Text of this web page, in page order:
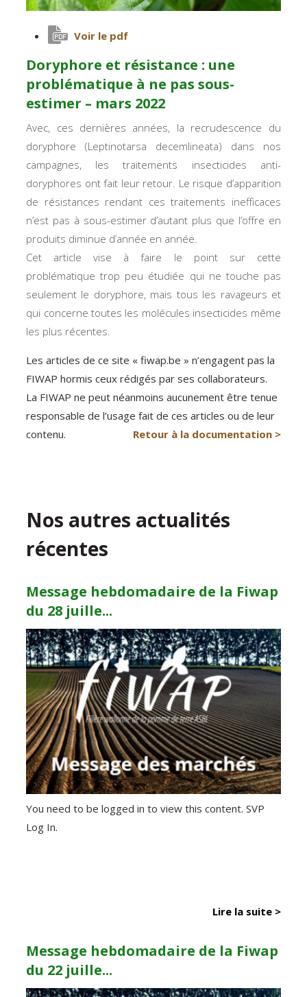
Voir le pdf
Doryphore et résistance : une
problématique à ne pas sous-
estimer – mars 2022
Avec, ces dernières années, la recrudescence du
doryphore (Leptinotarsa decemlineata) dans nos
campagnes, les traitements insecticides anti-
doryphores ont fait leur retour. Le risque d’apparition
de résistances rendant ces traitements inefficaces
n’est pas à sous-estimer d’autant plus que l’offre en
produits diminue d’année en année.
Cet article vise à faire le point sur cette
problématique trop peu étudiée qui ne touche pas
seulement le doryphore, mais tous les ravageurs et
qui concerne toutes les molécules insecticides même
les plus récentes.
Les articles de ce site « fiwap.be » n’engagent pas la
FIWAP hormis ceux rédigés par ses collaborateurs.
La FIWAP ne peut néanmoins aucunement être tenue
responsable de l’usage fait de ces articles ou de leur
contenu.
Retour à la documentation >
Nos autres actualités
récentes
Message hebdomadaire de la Fiwap
du 28 juille...
You need to be logged in to view this content. SVP
Log In.
Lire la suite >
Message hebdomadaire de la Fiwap
du 22 juille...